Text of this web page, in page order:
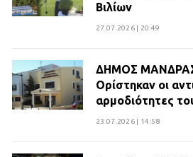
Βιλίων
27.07.2026 | 20:49
ΔΗΜΟΣ ΜΑΝΔΡΑΣ
Ορίστηκαν οι
αρμοδιότητες
23.07.2026 | 14:58